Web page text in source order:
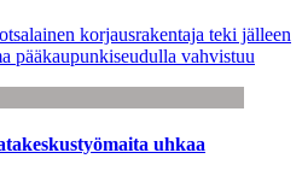
korjausrakentaja teki jälleen
pääkaupunkiseudulla vahvistuu
uhkaa